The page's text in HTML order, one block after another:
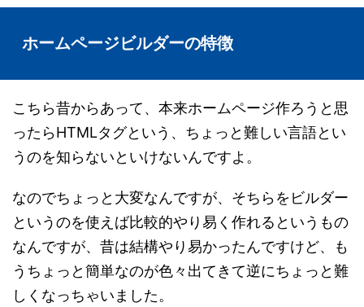
ホームページビルダーの特徴
こちら昔からあって、本来ホームページ作ろうと思
ったらHTMLタグという、ちょっと難しい言語とい
うのを知らないといけないんですよ。
なのでちょっと大変なんですが、そちらをビルダー
というのを使えば比較的やり易く作れるというもの
なんですが、昔は結構やり易かったんですけど、も
うちょっと簡単なのが色々出てきて逆にちょっと難
しくなっちゃいました。